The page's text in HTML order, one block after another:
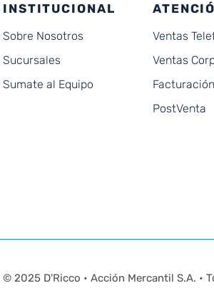
INSTITUCIONAL
Sobre Nosotros
Sucursales
Sumate al Equipo
Ventas
Ventas
PostVenta
© 2025 D'Ricco • Acción Mercantil S.A. •